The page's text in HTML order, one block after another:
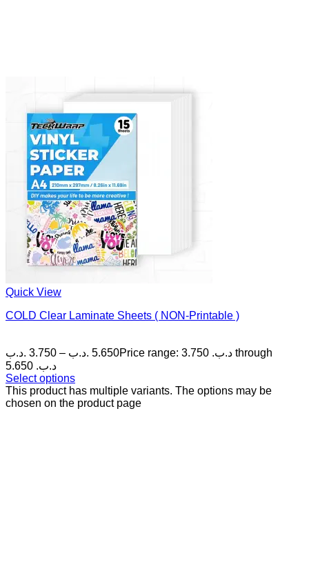
Quick View
COLD Clear Laminate Sheets ( NON-Printable )
3.750 .د.ب – 5.650 .د.ب
Price range: 3.750 .د.ب through
5.650 .د.ب
Select options
This product has multiple variants. The options may be
chosen on the product page